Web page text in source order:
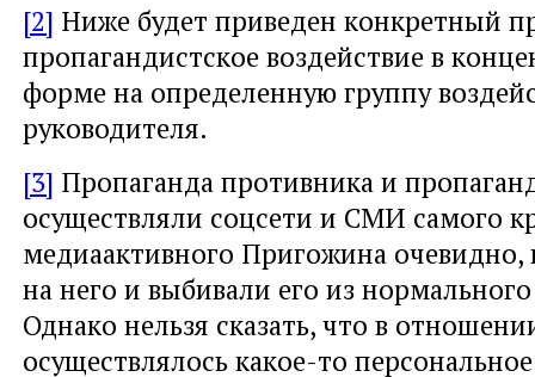
[2] Ниже будет приведен конкретный
пропагандистское воздействие в
форме на определенную группу
руководителя.
[3] Пропаганда противника и
осуществляли соцсети и СМИ самого
медиаактивного Пригожина очевидно,
на него и выбивали его из
Однако нельзя сказать, что в
осуществлялось какое-то персональное